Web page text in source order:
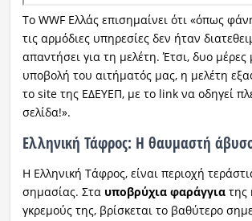
Το WWF Ελλάς επισημαίνει ότι «όπως
τις αρμόδιες υπηρεσίες δεν ήταν
απαντήσει για τη μελέτη. Έτσι, δυο μέρες
υποβολή του αιτήματός μας, η μελέτη
το site της ΕΔΕΥΕΠ, με το link να οδηγεί
σελίδα!».
Ελληνική Τάφρος: Η θαυμαστή
Η Ελληνική Τάφρος, είναι περιοχή
σημασίας. Στα υποβρύχια φαράγγια της
γκρεμούς της, βρίσκεται το βαθύτερο